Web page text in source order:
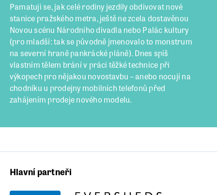
Pamatuji se, jak celé rodiny jezdily obdivovat nové
stanice pražského metra, ještě ne zcela dostavěnou
Novou scénu Národního divadla nebo Palác kultury
(pro mladší: tak se původně jmenovalo to monstrum
na severní hraně pankrácké pláně). Dnes spíš
vlastním tělem brání v práci těžké technice při
výkopech pro nějakou novostavbu – anebo nocují na
chodníku u prodejny mobilních telefonů před
zahájením prodeje nového modelu.
Hlavní partneři